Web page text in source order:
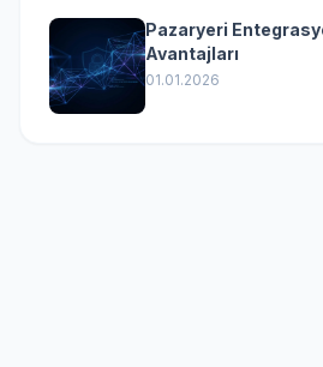
Pazaryeri
Avantajları
01.01.2026